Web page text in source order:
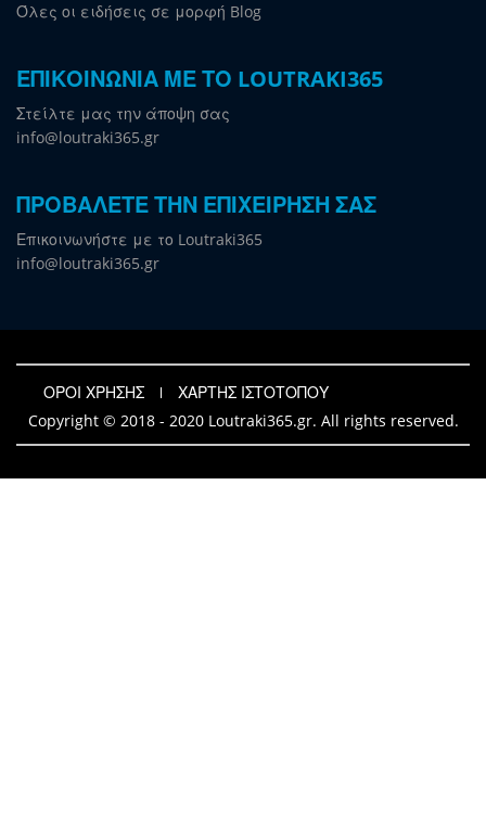
Όλες οι ειδήσεις σε μορφή Blog
ΕΠΙΚΟΙΝΩΝΙΑ ΜΕ ΤΟ LOUTRAKI365
Στείλτε μας την άποψη σας
info@loutraki365.gr
ΠΡΟΒΑΛΕΤΕ ΤΗΝ ΕΠΙΧΕΙΡΗΣΗ ΣΑΣ
Επικοινωνήστε με το Loutraki365
info@loutraki365.gr
ΟΡΟΙ ΧΡΗΣΗΣ
ΧΑΡΤΗΣ ΙΣΤΟΤΟΠΟΥ
Copyright © 2018 - 2020 Loutraki365.gr. All rights reserved.